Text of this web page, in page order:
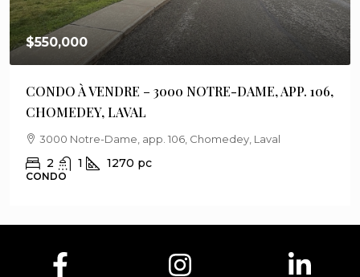
$550,000
CONDO À VENDRE – 3000 NOTRE-DAME, APP. 106,
CHOMEDEY, LAVAL
3000 Notre-Dame, app. 106, Chomedey, Laval
2 1 1270 pc
CONDO